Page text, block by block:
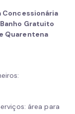
Concessionária
Gratuito
Quarentena
área para